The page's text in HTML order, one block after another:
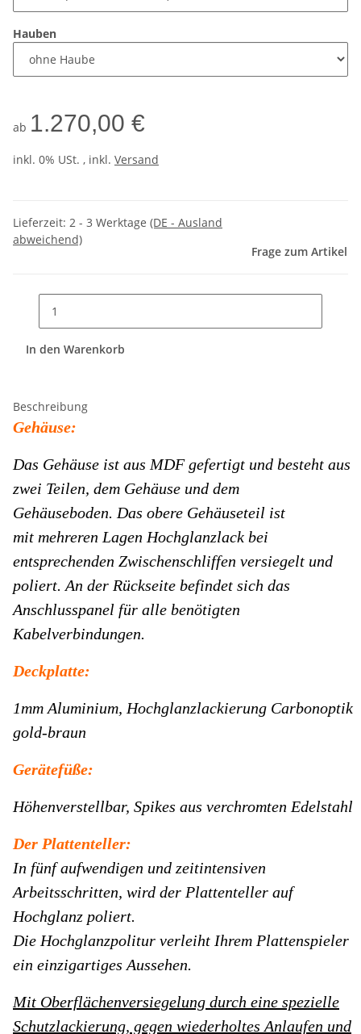
Hauben
ab 1.270,00 €
inkl. 0% USt. , inkl. Versand
Lieferzeit: 2 - 3 Werktage (DE - Ausland
abweichend)
Frage zum Artikel
In den Warenkorb
Beschreibung
Gehäuse:
Das Gehäuse ist aus MDF gefertigt und besteht aus
zwei Teilen, dem Gehäuse und dem
Gehäuseboden. Das obere Gehäuseteil ist
mit mehreren Lagen Hochglanzlack bei
entsprechenden Zwischenschliffen versiegelt und
poliert. An der Rückseite befindet sich das
Anschlusspanel für alle benötigten
Kabelverbindungen.
Deckplatte:
1mm Aluminium, Hochglanzlackierung Carbonoptik
gold-braun
Gerätefüße:
Höhenverstellbar, Spikes aus verchromten Edelstahl
Der Plattenteller:
In fünf aufwendigen und zeitintensiven
Arbeitsschritten, wird der Plattenteller auf
Hochglanz poliert.
Die Hochglanzpolitur verleiht Ihrem Plattenspieler
ein einzigartiges Aussehen.
Mit Oberflächenversiegelung durch eine spezielle
Schutzlackierung, gegen wiederholtes Anlaufen und